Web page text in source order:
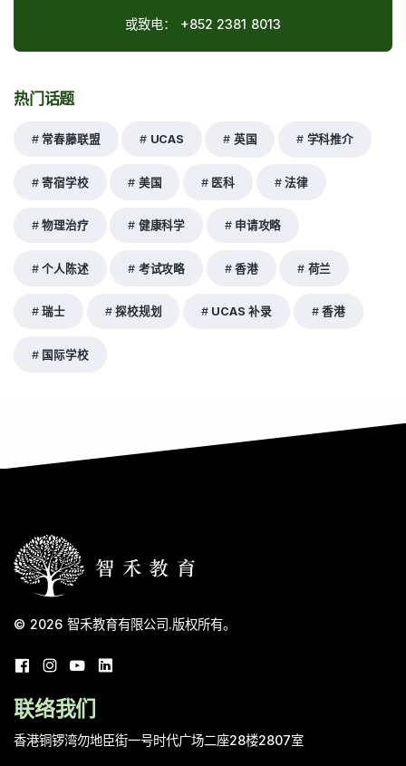
或致电： +852 2381 8013
热门话题
常春藤联盟 UCAS 英国 学科推介
寄宿学校 美国 医科 法律
物理治疗 健康科学 申请攻略
个人陈述 考试攻略 香港 荷兰
瑞士 探校规划 UCAS 补录 香港
国际学校
© 2026 智禾教育有限公司.版权所有。
联络我们
香港铜锣湾勿地臣街一号时代广场二座28楼2807室